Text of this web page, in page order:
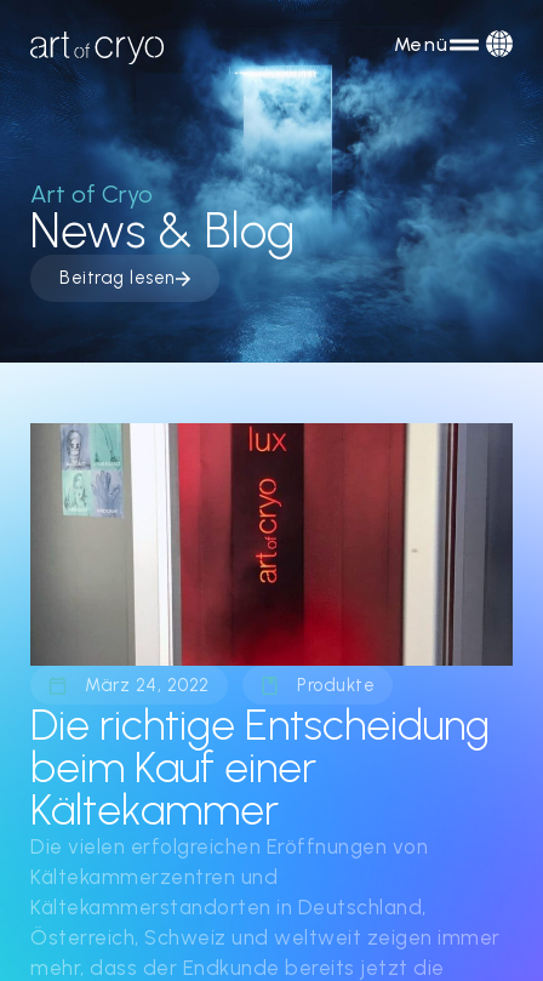
Menü
Art of Cryo
News & Blog
Beitrag lesen
März 24, 2022 Produkte
Die richtige Entscheidung
beim Kauf einer
Kältekammer
Die vielen erfolgreichen Eröffnungen von
Kältekammerzentren und
Kältekammerstandorten in Deutschland,
Österreich, Schweiz und weltweit zeigen immer
mehr, dass der Endkunde bereits jetzt die